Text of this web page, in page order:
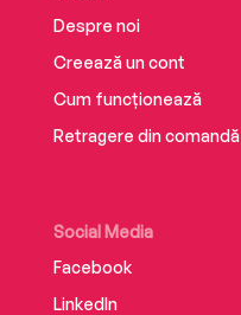
Despre noi
Creează un cont
Cum funcționează
Retragere din comandă
Social Media
Facebook
LinkedIn